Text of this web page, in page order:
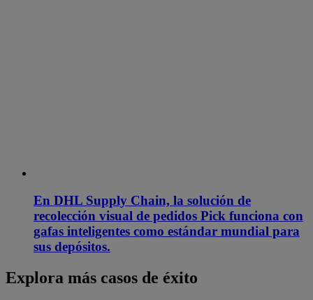
En DHL Supply Chain, la solución de
recolección visual de pedidos Pick funciona con
gafas inteligentes como estándar mundial para
sus depósitos.
Explora más casos de éxito